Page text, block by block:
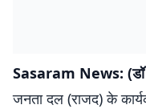
Sasaram News: (डॉ
जनता दल (राजद) के